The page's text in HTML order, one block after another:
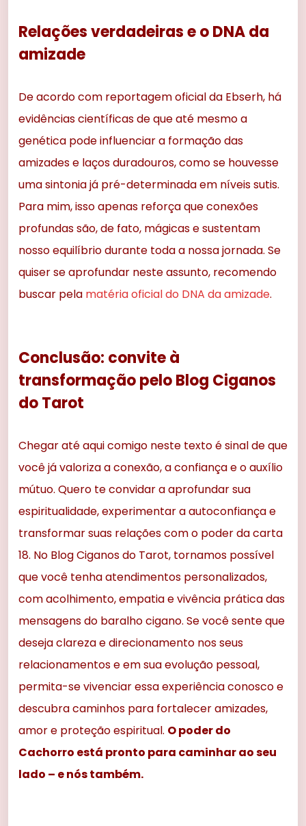
Relações verdadeiras e o DNA da
amizade
De acordo com reportagem oficial da Ebserh, há
evidências científicas de que até mesmo a
genética pode influenciar a formação das
amizades e laços duradouros, como se houvesse
uma sintonia já pré-determinada em níveis sutis.
Para mim, isso apenas reforça que conexões
profundas são, de fato, mágicas e sustentam
nosso equilíbrio durante toda a nossa jornada. Se
quiser se aprofundar neste assunto, recomendo
buscar pela matéria oficial do DNA da amizade.
Conclusão: convite à
transformação pelo Blog Ciganos
do Tarot
Chegar até aqui comigo neste texto é sinal de que
você já valoriza a conexão, a confiança e o auxílio
mútuo. Quero te convidar a aprofundar sua
espiritualidade, experimentar a autoconfiança e
transformar suas relações com o poder da carta
18. No Blog Ciganos do Tarot, tornamos possível
que você tenha atendimentos personalizados,
com acolhimento, empatia e vivência prática das
mensagens do baralho cigano. Se você sente que
deseja clareza e direcionamento nos seus
relacionamentos e em sua evolução pessoal,
permita-se vivenciar essa experiência conosco e
descubra caminhos para fortalecer amizades,
amor e proteção espiritual. O poder do
Cachorro está pronto para caminhar ao seu
lado – e nós também.